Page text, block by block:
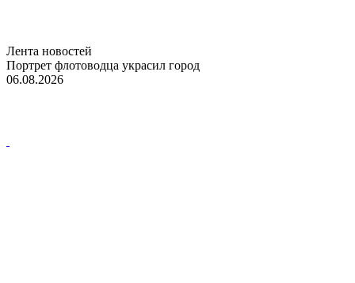
Лента новостей
Портрет флотоводца украсил город
06.08.2026